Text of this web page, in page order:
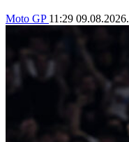
Moto GP 11:29 09.08.2026.